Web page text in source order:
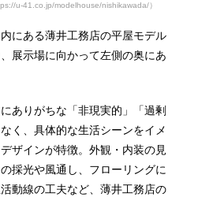
u-41.co.jp/modelhouse/nishikawada/）
にある薄井工務店の平屋モデル
展示場に向かって左側の奥にあ
ありがちな「非現実的」「過剰
く、具体的な生活シーンをイメ
ザインが特徴。外観・内装の見
採光や風通し、フローリングに
動線の工夫など、薄井工務店の